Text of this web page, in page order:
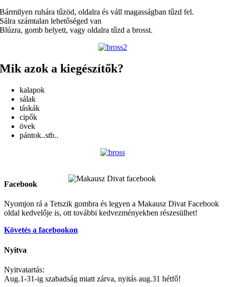
Bármilyen ruhára tűzöd, oldalra és váll magasságban tűzd fel.
Sálra számtalan lehetőséged van
Blúzra, gomb helyett, vagy oldalra tűzd a brosst.
Mik azok a kiegészítők?
kalapok
sálak
táskák
cipők
övek
pántok..stb..
Facebook
Nyomjon rá a Tetszik gombra és legyen a Makausz Divat Facebook
oldal kedvelője is, ott további kedvezményekben részesülhet!
Követés a facebookon
Nyitva
Nyitvatartás:
Aug.1-31-ig szabadság miatt zárva, nyitás aug.31 hétfő!